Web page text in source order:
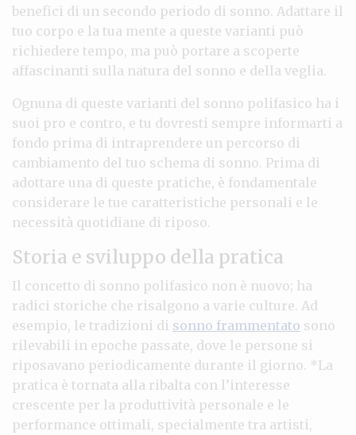
benefici di un secondo periodo di sonno. Adattare il
tuo corpo e la tua mente a queste varianti può
richiedere tempo, ma può portare a scoperte
affascinanti sulla natura del sonno e della veglia.
Ognuna di queste varianti del sonno polifasico ha i
suoi pro e contro, e tu dovresti sempre informarti a
fondo prima di intraprendere un percorso di
cambiamento del tuo schema di sonno. Prima di
adottare una di queste pratiche, è fondamentale
considerare le tue caratteristiche personali e le
necessità quotidiane di riposo.
Storia e sviluppo della pratica
Il concetto di sonno polifasico non è nuovo; ha
radici storiche che risalgono a varie culture. Ad
esempio, le tradizioni di sonno frammentato sono
rilevabili in epoche passate, dove le persone si
riposavano periodicamente durante il giorno. *La
pratica è tornata alla ribalta con l’interesse
crescente per la produttività personale e le
performance ottimali, specialmente tra artisti,